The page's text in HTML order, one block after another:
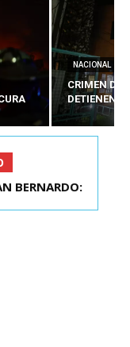
NACIONAL
CRIMEN DE
DETIENEN
LA